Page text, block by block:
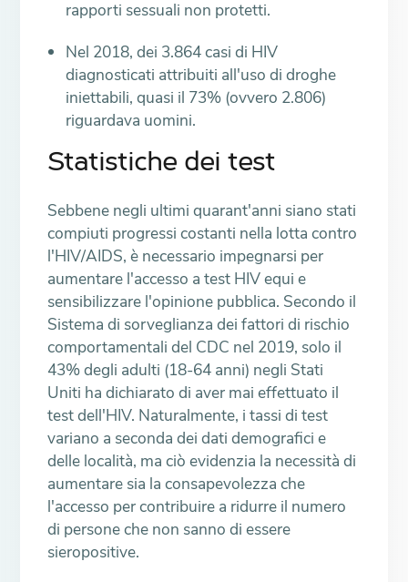
rapporti sessuali non protetti.
Nel 2018, dei 3.864 casi di HIV
diagnosticati attribuiti all'uso di droghe
iniettabili, quasi il 73% (ovvero 2.806)
riguardava uomini.
Statistiche dei test
Sebbene negli ultimi quarant'anni siano stati
compiuti progressi costanti nella lotta contro
l'HIV/AIDS, è necessario impegnarsi per
aumentare l'accesso a test HIV equi e
sensibilizzare l'opinione pubblica. Secondo il
Sistema di sorveglianza dei fattori di rischio
comportamentali del CDC nel 2019, solo il
43% degli adulti (18-64 anni) negli Stati
Uniti ha dichiarato di aver mai effettuato il
test dell'HIV. Naturalmente, i tassi di test
variano a seconda dei dati demografici e
delle località, ma ciò evidenzia la necessità di
aumentare sia la consapevolezza che
l'accesso per contribuire a ridurre il numero
di persone che non sanno di essere
sieropositive.